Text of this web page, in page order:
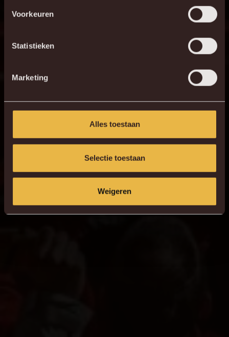
Voorkeuren
Statistieken
Marketing
Alles toestaan
Selectie toestaan
Weigeren